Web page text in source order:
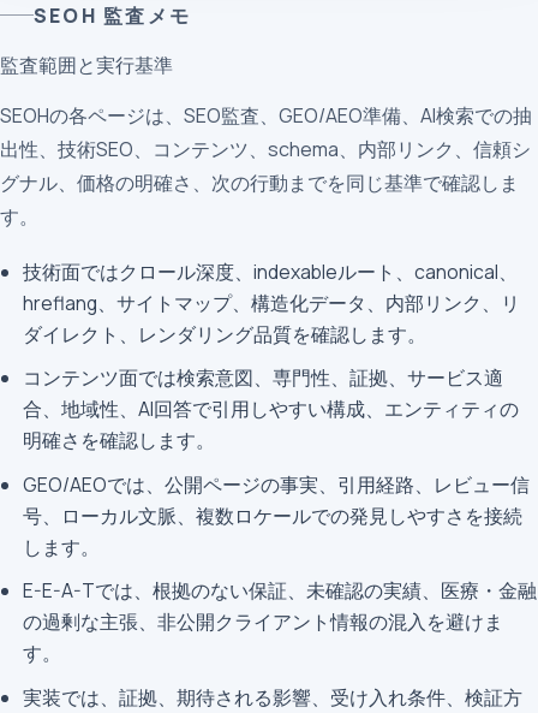
SEOH 監査メモ
監査範囲と実行基準
SEOHの各ページは、SEO監査、GEO/AEO準備、AI検索での抽
出性、技術SEO、コンテンツ、schema、内部リンク、信頼シ
グナル、価格の明確さ、次の行動までを同じ基準で確認しま
す。
技術面ではクロール深度、indexableルート、canonical、
hreflang、サイトマップ、構造化データ、内部リンク、リ
ダイレクト、レンダリング品質を確認します。
コンテンツ面では検索意図、専門性、証拠、サービス適
合、地域性、AI回答で引用しやすい構成、エンティティの
明確さを確認します。
GEO/AEOでは、公開ページの事実、引用経路、レビュー信
号、ローカル文脈、複数ロケールでの発見しやすさを接続
します。
E-E-A-Tでは、根拠のない保証、未確認の実績、医療・金融
の過剰な主張、非公開クライアント情報の混入を避けま
す。
実装では、証拠、期待される影響、受け入れ条件、検証方